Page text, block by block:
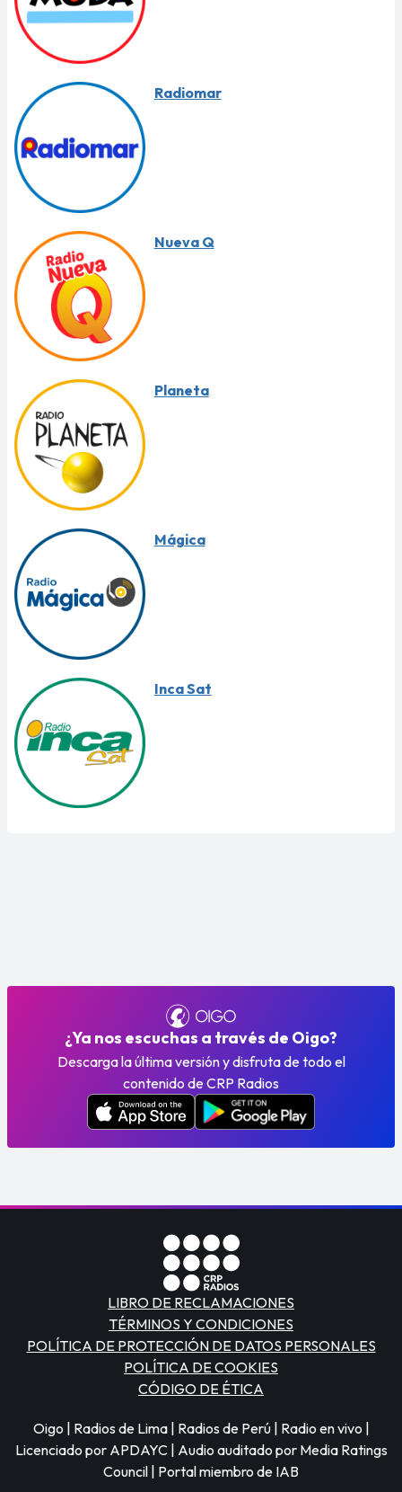
Radiomar
Nueva Q
Planeta
Mágica
Inca Sat
¿Ya nos escuchas a través de Oigo?
Descarga la última versión y disfruta de todo el
contenido de CRP Radios
LIBRO DE RECLAMACIONES
TÉRMINOS Y CONDICIONES
POLÍTICA DE PROTECCIÓN DE DATOS PERSONALES
POLÍTICA DE COOKIES
CÓDIGO DE ÉTICA
Oigo | Radios de Lima | Radios de Perú | Radio en vivo |
Licenciado por APDAYC | Audio auditado por Media Ratings
Council | Portal miembro de IAB